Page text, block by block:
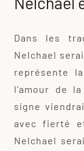
Dans les
Nelchael
représente
l’amour de
signe
avec fierté
Nelchael